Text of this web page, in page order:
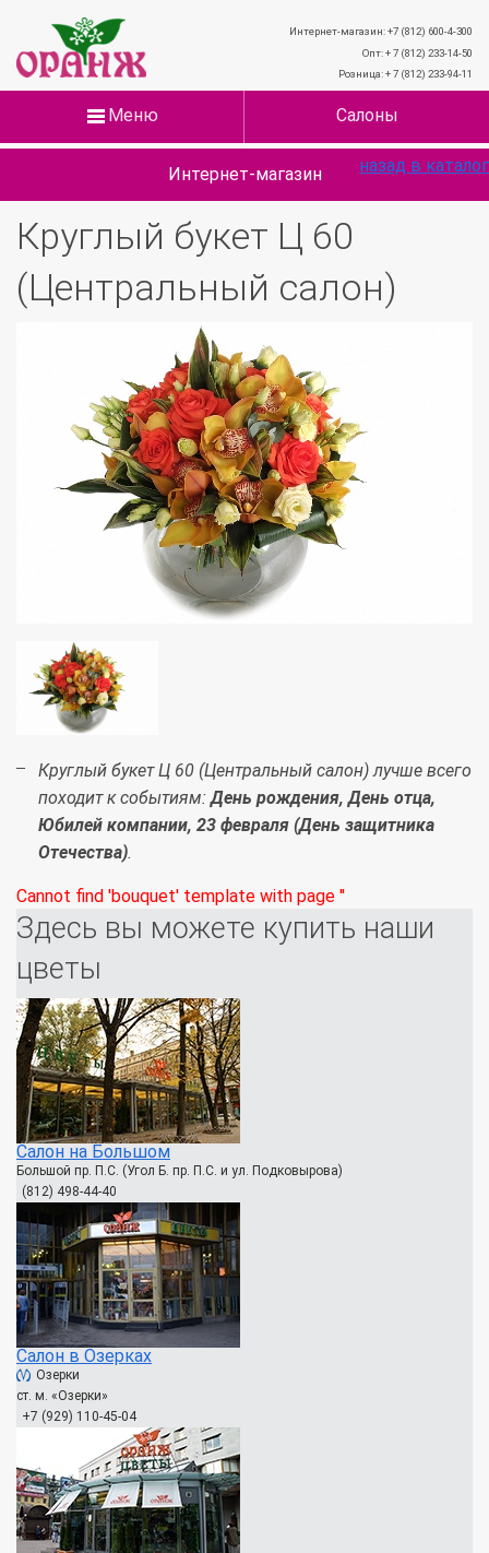
Интернет-магазин: +7 (812) 600-4-300
Опт: + 7 (812) 233-14-50
Розница: + 7 (812) 233-94-11
Меню Салоны
Интернет-магазин
Круглый букет Ц 60
(Центральный салон)
назад в каталог
Круглый букет Ц 60 (Центральный салон) лучше всего
походит к событиям:День рождения, День отца,
Юбилей компании, 23 февраля (День защитника
Отечества).
Cannot find 'bouquet' template with page ''
Здесь вы можете купить наши
цветы
Салон на Большом
Большой пр. П.С. (Угол Б. пр. П.С. и ул. Подковырова)
(812) 498-44-40
Салон в Озерках
Озерки
ст. м. «Озерки»
+7 (929) 110-45-04